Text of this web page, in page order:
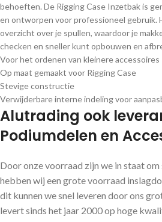
behoeften. De Rigging Case Inzetbak is
en ontworpen voor professioneel gebruik.
overzicht over je spullen, waardoor je
checken en sneller kunt opbouwen en
Voor het ordenen van kleinere accessoires
Op maat gemaakt voor Rigging Case
Stevige constructie
Verwijderbare interne indeling voor
Alutrading ook
Podiumdelen en
Door onze voorraad zijn we in staat om
hebben wij een grote voorraad
dit kunnen we snel leveren door ons
levert sinds het jaar 2000 op hoge